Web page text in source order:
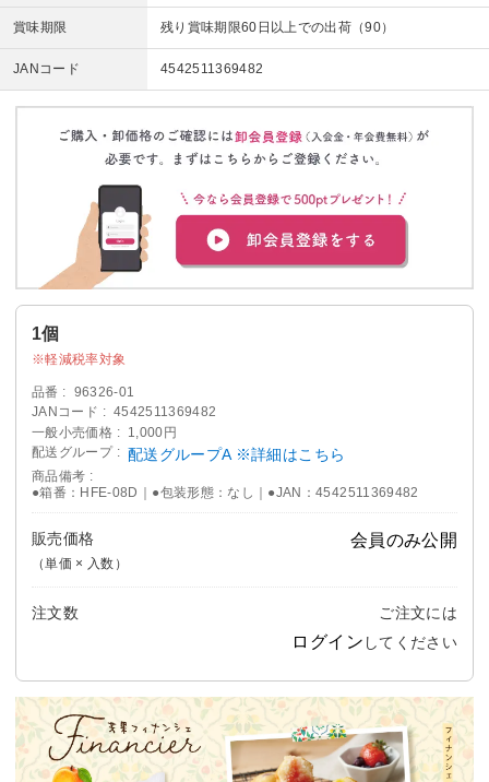
賞味期限 残り賞味期限60日以上での出荷（90）
JANコード 4542511369482
1個
軽減税率対象
品番
96326-01
JANコード
4542511369482
一般小売価格
1,000円
配送グループ
配送グループA ※詳細はこちら
商品備考
●箱番：HFE-08D｜●包装形態：なし｜●JAN：4542511369482
販売価格
（単価 × 入数）
会員のみ公開
注文数 ご注文には
ログイン してください